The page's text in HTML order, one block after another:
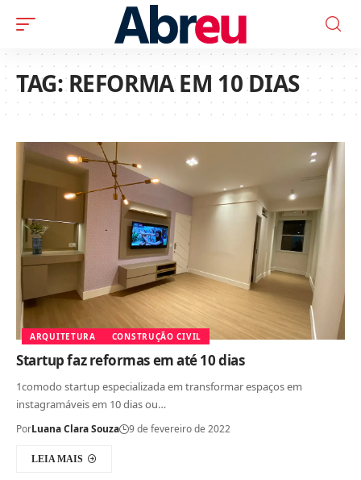
TAG:REFORMA EM 10 DIAS
ARQUITETURA CONSTRUÇÃO CIVIL
Startup faz reformas em até 10 dias
1comodo startup especializada em transformar espaços em
instagramáveis em 10 dias ou…
PorLuana Clara Souza 9 de fevereiro de 2022
LEIA MAIS